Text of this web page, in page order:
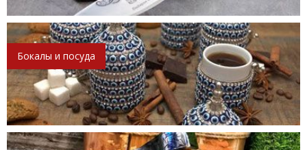
Бокалы и посуда